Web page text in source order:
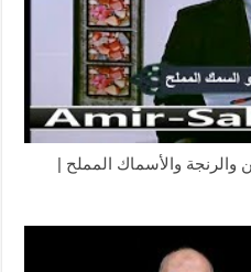
والرنجة والأسماك المملح |